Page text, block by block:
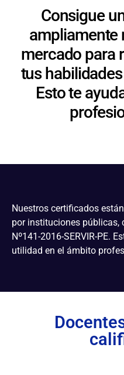
Consigue
ampliamente
mercado para
tus
Esto te
Nuestros certificados
por instituciones públicas,
Nº141-2016-SERVIR-PE.
utilidad en el ámbito